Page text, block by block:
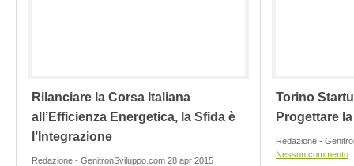
Rilanciare la Corsa Italiana
all’Efficienza Energetica, la Sfida è
l’Integrazione
Redazione - GenitronSviluppo.com 28 apr 2015 |
Torino
Progettare
Redazione -
Nessun commento